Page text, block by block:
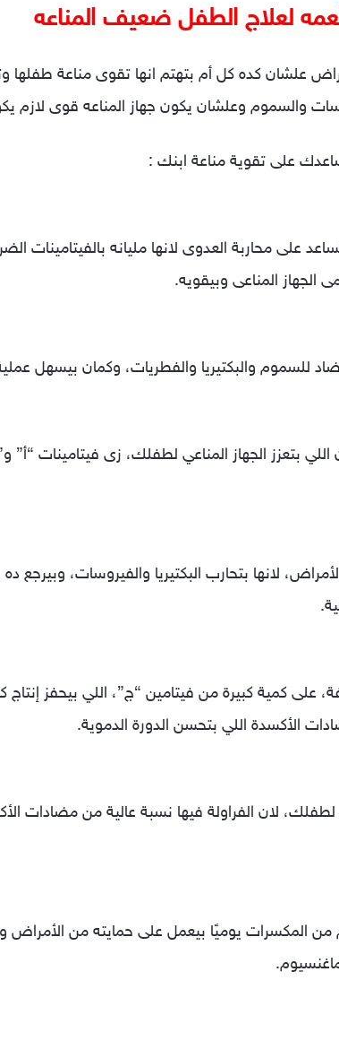
علشان كده كل أم بتهتم انها تقوى مناعة طفلها
والسموم وعلشان يكون جهاز المناعه قوى لازم
على تقوية مناعة ابنك :
على محاربة العدوى لانها مليانه بالفيتامينات
الجهاز المناعى وبيقويه.
للسموم والبكتيريا والفطريات، وكمان بيسهل
بتعزز الجهاز المناعي لطفلك، زى فيتامينات “أ”
لانها بتحارب البكتيريا والفيروسات، وبيرجع
على كمية كبيرة من فيتامين “ج”، اللي بيحفز إنتاج
الأكسدة اللي بتحسن الدورة الدموية.
لطفلك، لان الفراولة فيها نسبة عالية من مضادات
الدراسات الحديثة أن أكل طفلك 20 جرام من المكسرات يوميًا بيعمل على